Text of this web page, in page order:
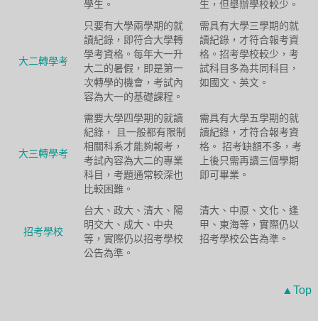
學生。
生，但舉辦學校較少。
大二轉學考
只要有大學兩學期的就
讀紀錄，即符合大學轉
學考資格。每年大一升
大二的暑假，即是第一
次轉學的機會，考試內
容為大一的基礎課程。
需具有大學三學期的就
讀紀錄，才符合報考資
格。招考學校較少，考
試科目多為共同科目，
如國文、英文。
大三轉學考
需要大學四學期的就讀
紀錄， 且一般都有限制
相關科系才能夠報考，
考試內容為大二的專業
科目，考題通常較深也
比較困難。
需具有大學五學期的就
讀紀錄，才符合報考資
格。 招考缺額不多，考
上後只需再讀三個學期
即可畢業。
招考學校
台大、政大、清大、陽
明交大、成大、中央
等，實際仍以招考學校
公告為準。
清大、中原、文化、逢
甲、東海等，實際仍以
招考學校公告為準。
▲Top